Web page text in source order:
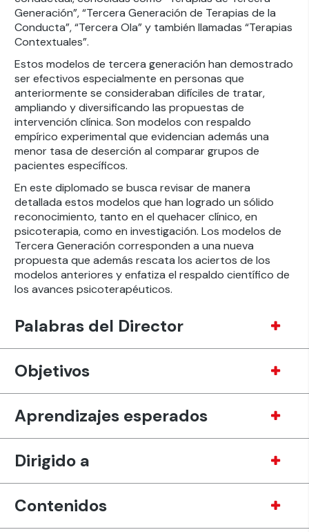
Generación”, “Tercera Generación de Terapias de la
Conducta”, “Tercera Ola” y también llamadas “Terapias
Contextuales”.
Estos modelos de tercera generación han demostrado
ser efectivos especialmente en personas que
anteriormente se consideraban difíciles de tratar,
ampliando y diversificando las propuestas de
intervención clínica. Son modelos con respaldo
empírico experimental que evidencian además una
menor tasa de deserción al comparar grupos de
pacientes específicos.
En este diplomado se busca revisar de manera
detallada estos modelos que han logrado un sólido
reconocimiento, tanto en el quehacer clínico, en
psicoterapia, como en investigación. Los modelos de
Tercera Generación corresponden a una nueva
propuesta que además rescata los aciertos de los
modelos anteriores y enfatiza el respaldo científico de
los avances psicoterapéuticos.
Palabras del Director
Objetivos
Aprendizajes esperados
Dirigido a
Contenidos